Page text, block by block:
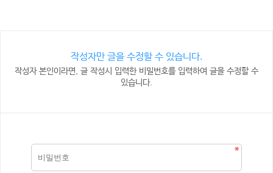
작성자만 글을 수정할 수 있습니다.
작성자 본인이라면, 글 작성시 입력한 비밀번호를 입력하여 글을 수정할 수
있습니다.